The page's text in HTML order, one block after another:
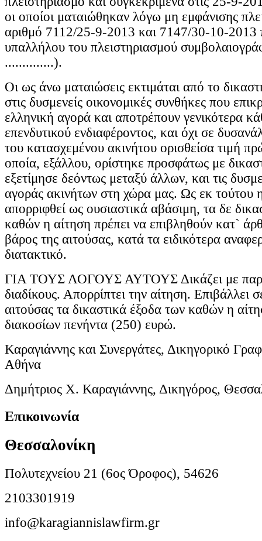
οι οποίοι ματαιώθηκαν λόγω μη εμφάνισης
αριθμό 7112/25-9-2013 και 7147/30-10-2013
υπαλλήλου του πλειστηριασμού
..............).
Οι ως άνω ματαιώσεις εκτιμάται από το
στις δυσμενείς οικονομικές συνθήκες που
ελληνική αγορά και αποτρέπουν γενικότερα
επενδυτικού ενδιαφέροντος, και όχι σε
του κατασχεμένου ακινήτου ορισθείσα τιμή
οποία, εξάλλου, ορίστηκε προσφάτως με
εξετίμησε δεόντως μεταξύ άλλων, και τις
αγοράς ακινήτων στη χώρα μας. Ως εκ τούτου
απορριφθεί ως ουσιαστικά αβάσιμη, τα δε
καθών η αίτηση πρέπει να επιβληθούν κατ`
βάρος της αιτούσας, κατά τα ειδικότερα
διατακτικό.
ΓΙΑ ΤΟΥΣ ΛΟΓΟΥΣ ΑΥΤΟΥΣ Δικάζει με
διαδίκους. Απορρίπτει την αίτηση. Επιβάλλει
αιτούσας τα δικαστικά έξοδα των καθών η
διακοσίων πενήντα (250) ευρώ.
Καραγιάννης και Συνεργάτες, Δικηγορικό
Αθήνα
Δημήτριος Χ. Καραγιάννης, Δικηγόρος,
Επικοινωνία
Θεσσαλονίκη
Πολυτεχνείου 21 (6ος Όροφος), 54626
2103301919
info@karagiannislawfirm.gr